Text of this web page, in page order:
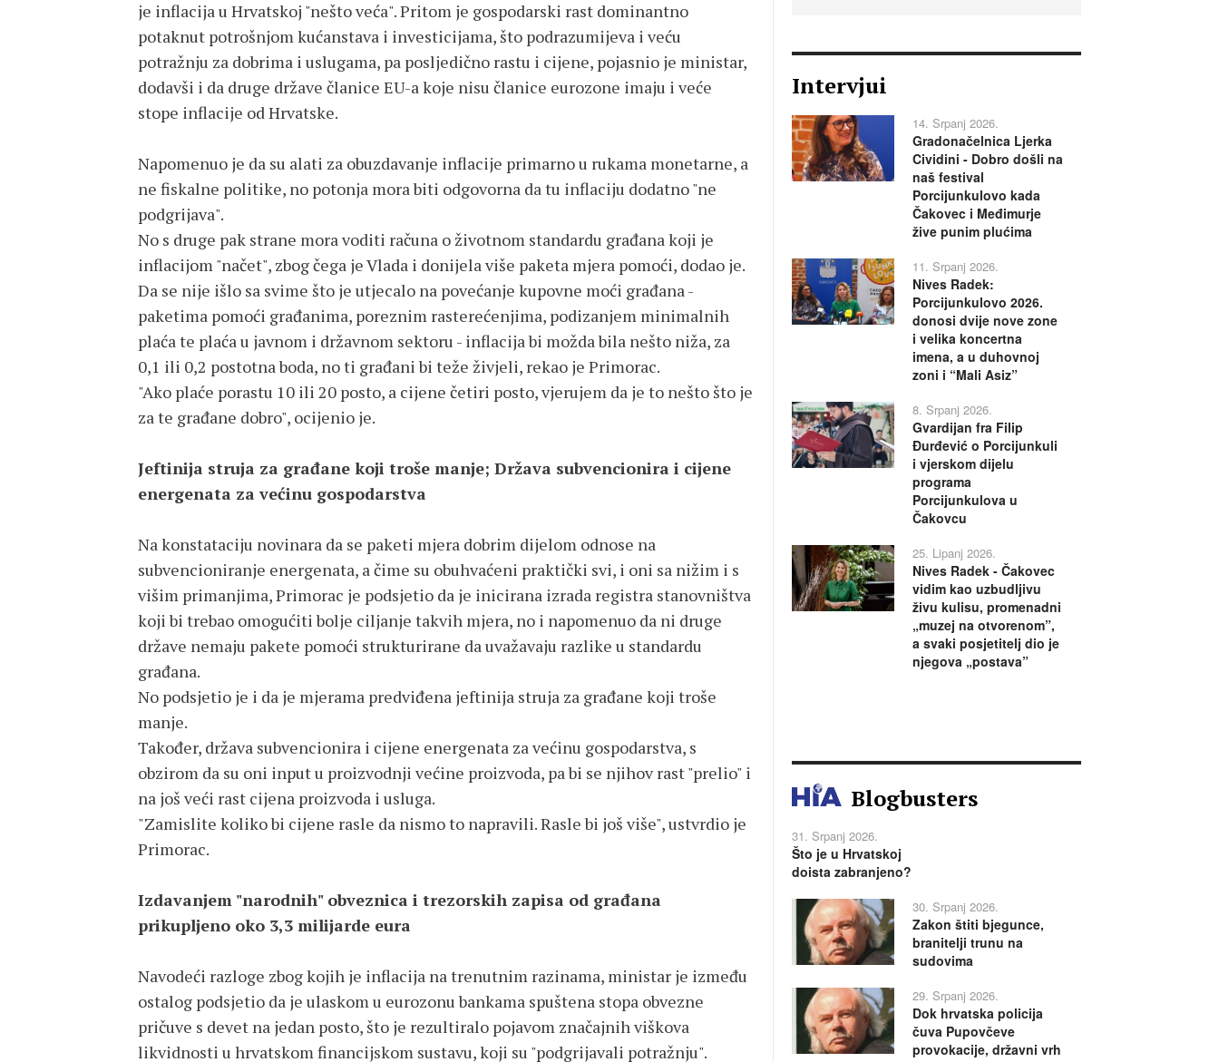
je inflacija u Hrvatskoj "nešto veća". Pritom je gospodarski rast dominantno
potaknut potrošnjom kućanstava i investicijama, što podrazumijeva i veću
potražnju za dobrima i uslugama, pa posljedično rastu i cijene, pojasnio je ministar,
dodavši i da druge države članice EU-a koje nisu članice eurozone imaju i veće
stope inflacije od Hrvatske.
Napomenuo je da su alati za obuzdavanje inflacije primarno u rukama monetarne, a
ne fiskalne politike, no potonja mora biti odgovorna da tu inflaciju dodatno "ne
podgrijava".
No s druge pak strane mora voditi računa o životnom standardu građana koji je
inflacijom "načet", zbog čega je Vlada i donijela više paketa mjera pomoći, dodao je.
Da se nije išlo sa svime što je utjecalo na povećanje kupovne moći građana -
paketima pomoći građanima, poreznim rasterećenjima, podizanjem minimalnih
plaća te plaća u javnom i državnom sektoru - inflacija bi možda bila nešto niža, za
0,1 ili 0,2 postotna boda, no ti građani bi teže živjeli, rekao je Primorac.
"Ako plaće porastu 10 ili 20 posto, a cijene četiri posto, vjerujem da je to nešto što je
za te građane dobro", ocijenio je.
Jeftinija struja za građane koji troše manje; Država subvencionira i cijene
energenata za većinu gospodarstva
Na konstataciju novinara da se paketi mjera dobrim dijelom odnose na
subvencioniranje energenata, a čime su obuhvaćeni praktički svi, i oni sa nižim i s
višim primanjima, Primorac je podsjetio da je inicirana izrada registra stanovništva
koji bi trebao omogućiti bolje ciljanje takvih mjera, no i napomenuo da ni druge
države nemaju pakete pomoći strukturirane da uvažavaju razlike u standardu
građana.
No podsjetio je i da je mjerama predviđena jeftinija struja za građane koji troše
manje.
Također, država subvencionira i cijene energenata za većinu gospodarstva, s
obzirom da su oni input u proizvodnji većine proizvoda, pa bi se njihov rast "prelio" i
na još veći rast cijena proizvoda i usluga.
"Zamislite koliko bi cijene rasle da nismo to napravili. Rasle bi još više", ustvrdio je
Primorac.
Izdavanjem "narodnih" obveznica i trezorskih zapisa od građana
prikupljeno oko 3,3 milijarde eura
Navodeći razloge zbog kojih je inflacija na trenutnim razinama, ministar je između
ostalog podsjetio da je ulaskom u eurozonu bankama spuštena stopa obvezne
pričuve s devet na jedan posto, što je rezultiralo pojavom značajnih viškova
likvidnosti u hrvatskom financijskom sustavu, koji su "podgrijavali potražnju".
Intervjui
14. Srpanj 2026.
Gradonačelnica Ljerka
Cividini - Dobro došli na
naš festival
Porcijunkulovo kada
Čakovec i Međimurje
žive punim plućima
11. Srpanj 2026.
Nives Radek:
Porcijunkulovo 2026.
donosi dvije nove zone
i velika koncertna
imena, a u duhovnoj
zoni i “Mali Asiz”
8. Srpanj 2026.
Gvardijan fra Filip
Đurđević o Porcijunkuli
i vjerskom dijelu
programa
Porcijunkulova u
Čakovcu
25. Lipanj 2026.
Nives Radek - Čakovec
vidim kao uzbudljivu
živu kulisu, promenadni
„muzej na otvorenom”,
a svaki posjetitelj dio je
njegova „postava”
Blogbusters
31. Srpanj 2026.
Što je u Hrvatskoj
doista zabranjeno?
30. Srpanj 2026.
Zakon štiti bjegunce,
branitelji trunu na
sudovima
29. Srpanj 2026.
Dok hrvatska policija
čuva Pupovčeve
provokacije, državni vrh